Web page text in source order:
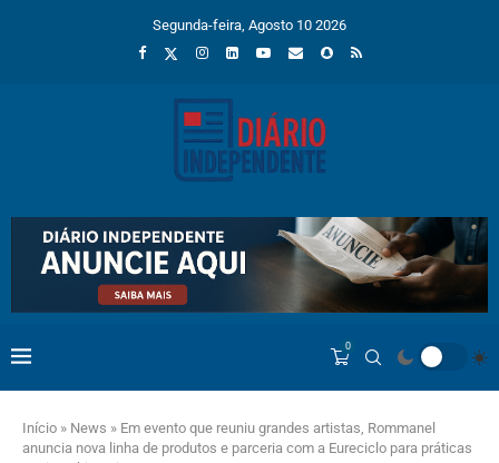
Segunda-feira, Agosto 10 2026
0
Início » News » Em evento que reuniu grandes artistas, Rommanel
anuncia nova linha de produtos e parceria com a Eureciclo para práticas